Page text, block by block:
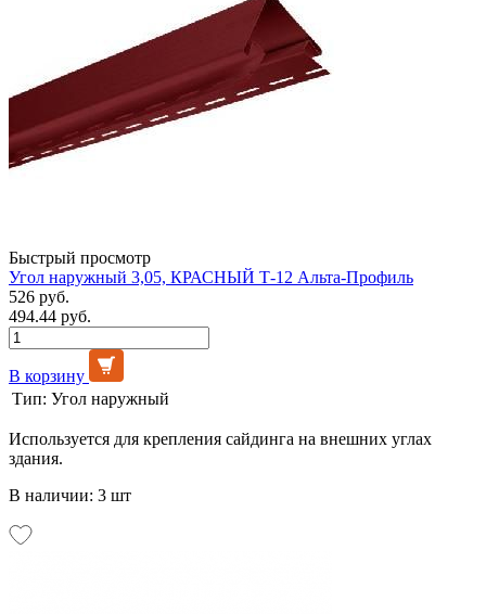
Быстрый просмотр
Угол наружный 3,05, КРАСНЫЙ Т-12 Альта-Профиль
526 руб.
494.44 руб.
В корзину
Тип: Угол наружный
Используется для крепления сайдинга на внешних углах
здания.
В наличии: 3 шт